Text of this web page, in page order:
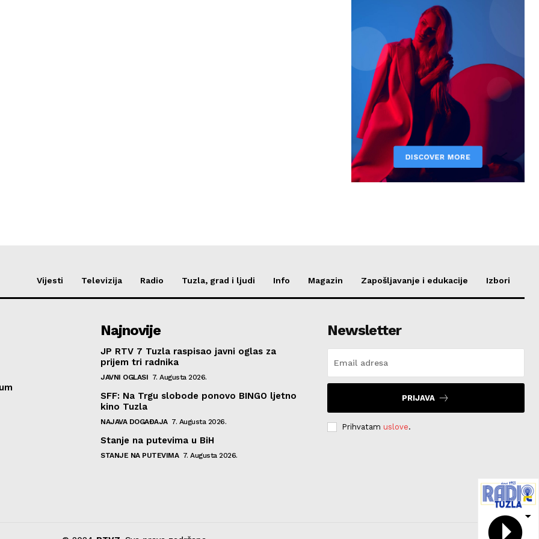
Vijesti Televizija Radio Tuzla, grad i ljudi Info Magazin Zapošljavanje i edukacije Izbori
Najnovije
JP RTV 7 Tuzla raspisao javni oglas za
prijem tri radnika
JAVNI OGLASI 7. Augusta 2026.
SFF: Na Trgu slobode ponovo BINGO ljetno
kino Tuzla
NAJAVA DOGAĐAJA 7. Augusta 2026.
Stanje na putevima u BiH
STANJE NA PUTEVIMA 7. Augusta 2026.
Newsletter
PRIJAVA
Prihvatam uslove.